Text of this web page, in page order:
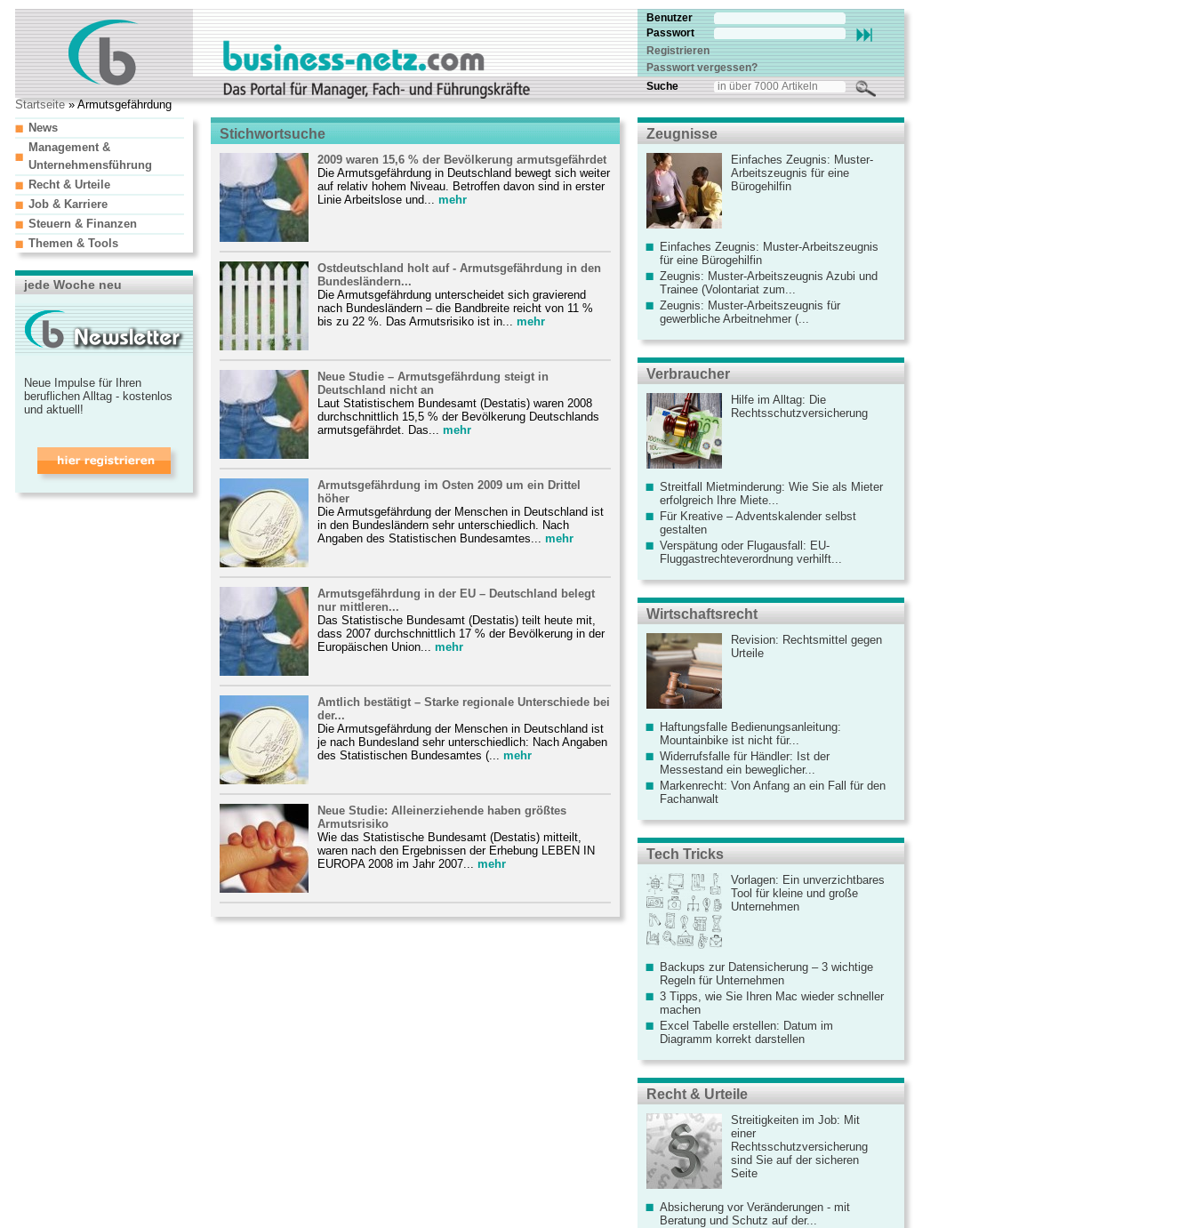
Benutzer
Passwort
Registrieren
Passwort vergessen?
Suche
Startseite» Armutsgefährdung
Stichwortsuche
2009 waren 15,6 % der Bevölkerung armutsgefährdet
Die Armutsgefährdung in Deutschland bewegt sich weiter
auf relativ hohem Niveau. Betroffen davon sind in erster
Linie Arbeitslose und...
mehr
Ostdeutschland holt auf - Armutsgefährdung in den
Bundesländern...
Die Armutsgefährdung unterscheidet sich gravierend
nach Bundesländern – die Bandbreite reicht von 11 %
bis zu 22 %. Das Armutsrisiko ist in...
mehr
Neue Studie – Armutsgefährdung steigt in
Deutschland nicht an
Laut Statistischem Bundesamt (Destatis) waren 2008
durchschnittlich 15,5 % der Bevölkerung Deutschlands
armutsgefährdet. Das...
mehr
Armutsgefährdung im Osten 2009 um ein Drittel
höher
Die Armutsgefährdung der Menschen in Deutschland ist
in den Bundesländern sehr unterschiedlich. Nach
Angaben des Statistischen Bundesamtes...
mehr
Armutsgefährdung in der EU – Deutschland belegt
nur mittleren...
Das Statistische Bundesamt (Destatis) teilt heute mit,
dass 2007 durchschnittlich 17 % der Bevölkerung in der
Europäischen Union...
mehr
Amtlich bestätigt – Starke regionale Unterschiede bei
der...
Die Armutsgefährdung der Menschen in Deutschland ist
je nach Bundesland sehr unterschiedlich: Nach Angaben
des Statistischen Bundesamtes (...
mehr
Neue Studie: Alleinerziehende haben größtes
Armutsrisiko
Wie das Statistische Bundesamt (Destatis) mitteilt,
waren nach den Ergebnissen der Erhebung LEBEN IN
EUROPA 2008 im Jahr 2007...
mehr
News
Management &
Unternehmensführung
Recht & Urteile
Job & Karriere
Steuern & Finanzen
Themen & Tools
jede Woche neu
Neue Impulse für Ihren
beruflichen Alltag - kostenlos
und aktuell!
Zeugnisse
Einfaches Zeugnis: Muster-
Arbeitszeugnis für eine
Bürogehilfin
Einfaches Zeugnis: Muster-Arbeitszeugnis
für eine Bürogehilfin
Zeugnis: Muster-Arbeitszeugnis Azubi und
Trainee (Volontariat zum...
Zeugnis: Muster-Arbeitszeugnis für
gewerbliche Arbeitnehmer (...
Verbraucher
Hilfe im Alltag: Die
Rechtsschutzversicherung
Streitfall Mietminderung: Wie Sie als Mieter
erfolgreich Ihre Miete...
Für Kreative – Adventskalender selbst
gestalten
Verspätung oder Flugausfall: EU-
Fluggastrechteverordnung verhilft...
Wirtschaftsrecht
Revision: Rechtsmittel gegen
Urteile
Haftungsfalle Bedienungsanleitung:
Mountainbike ist nicht für...
Widerrufsfalle für Händler: Ist der
Messestand ein beweglicher...
Markenrecht: Von Anfang an ein Fall für den
Fachanwalt
Tech Tricks
Vorlagen: Ein unverzichtbares
Tool für kleine und große
Unternehmen
Backups zur Datensicherung – 3 wichtige
Regeln für Unternehmen
3 Tipps, wie Sie Ihren Mac wieder schneller
machen
Excel Tabelle erstellen: Datum im
Diagramm korrekt darstellen
Recht & Urteile
Streitigkeiten im Job: Mit
einer
Rechtsschutzversicherung
sind Sie auf der sicheren
Seite
Absicherung vor Veränderungen - mit
Beratung und Schutz auf der...